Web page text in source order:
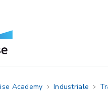
Academy Industriale